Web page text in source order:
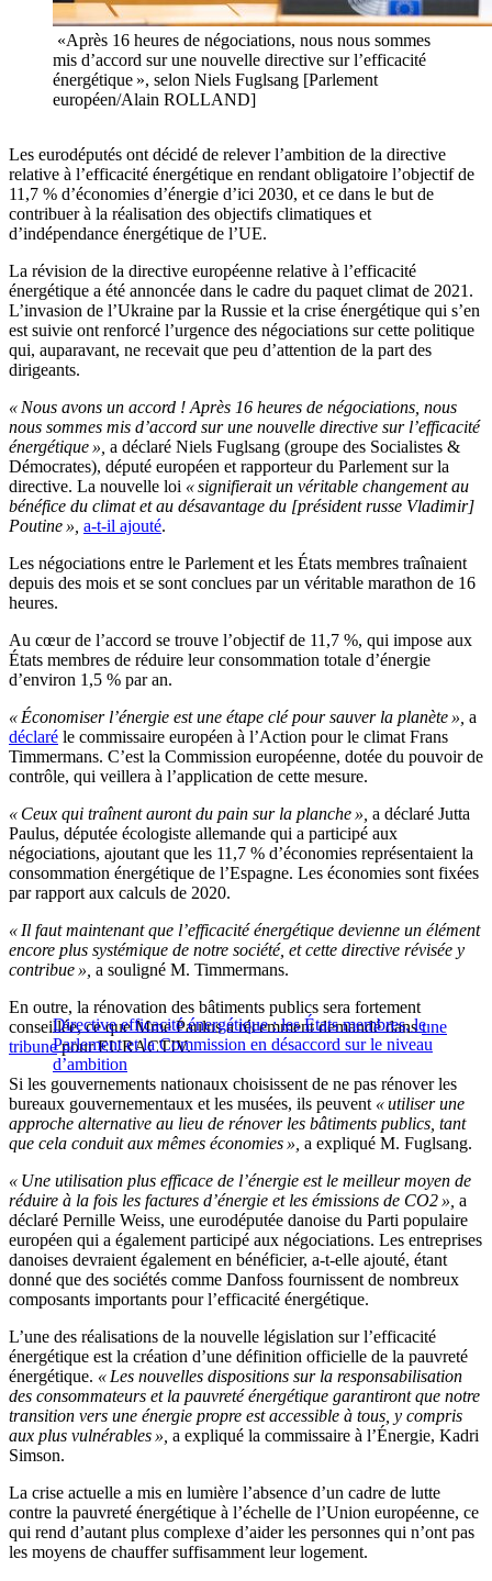
«Après 16 heures de négociations, nous nous sommes
mis d’accord sur une nouvelle directive sur l’efficacité
énergétique », selon Niels Fuglsang [Parlement
européen/Alain ROLLAND]
Les eurodéputés ont décidé de relever l’ambition de la directive
relative à l’efficacité énergétique en rendant obligatoire l’objectif de
11,7 % d’économies d’énergie d’ici 2030, et ce dans le but de
contribuer à la réalisation des objectifs climatiques et
d’indépendance énergétique de l’UE.
La révision de la directive européenne relative à l’efficacité
énergétique a été annoncée dans le cadre du paquet climat de 2021.
L’invasion de l’Ukraine par la Russie et la crise énergétique qui s’en
est suivie ont renforcé l’urgence des négociations sur cette politique
qui, auparavant, ne recevait que peu d’attention de la part des
dirigeants.
« Nous avons un accord ! Après 16 heures de négociations, nous
nous sommes mis d’accord sur une nouvelle directive sur l’efficacité
énergétique », a déclaré Niels Fuglsang (groupe des Socialistes &
Démocrates), député européen et rapporteur du Parlement sur la
directive. La nouvelle loi « signifierait un véritable changement au
bénéfice du climat et au désavantage du [président russe Vladimir]
Poutine », a-t-il ajouté.
Les négociations entre le Parlement et les États membres traînaient
depuis des mois et se sont conclues par un véritable marathon de 16
heures.
Au cœur de l’accord se trouve l’objectif de 11,7 %, qui impose aux
États membres de réduire leur consommation totale d’énergie
d’environ 1,5 % par an.
« Économiser l’énergie est une étape clé pour sauver la planète », a
déclaré le commissaire européen à l’Action pour le climat Frans
Timmermans. C’est la Commission européenne, dotée du pouvoir de
contrôle, qui veillera à l’application de cette mesure.
« Ceux qui traînent auront du pain sur la planche », a déclaré Jutta
Paulus, députée écologiste allemande qui a participé aux
négociations, ajoutant que les 11,7 % d’économies représentaient la
consommation énergétique de l’Espagne. Les économies sont fixées
par rapport aux calculs de 2020.
« Il faut maintenant que l’efficacité énergétique devienne un élément
encore plus systémique de notre société, et cette directive révisée y
contribue », a souligné M. Timmermans.
Directive efficacité énergétique : les États membres, le
Parlement et la Commission en désaccord sur le niveau
d’ambition
En outre, la rénovation des bâtiments publics sera fortement
conseillée, ce que Mme Paulus a récemment demandé dansune
tribunepour EURACTIV.
Si les gouvernements nationaux choisissent de ne pas rénover les
bureaux gouvernementaux et les musées, ils peuvent « utiliser une
approche alternative au lieu de rénover les bâtiments publics, tant
que cela conduit aux mêmes économies », a expliqué M. Fuglsang.
« Une utilisation plus efficace de l’énergie est le meilleur moyen de
réduire à la fois les factures d’énergie et les émissions de CO2 », a
déclaré Pernille Weiss, une eurodéputée danoise du Parti populaire
européen qui a également participé aux négociations. Les entreprises
danoises devraient également en bénéficier, a-t-elle ajouté, étant
donné que des sociétés comme Danfoss fournissent de nombreux
composants importants pour l’efficacité énergétique.
L’une des réalisations de la nouvelle législation sur l’efficacité
énergétique est la création d’une définition officielle de la pauvreté
énergétique. « Les nouvelles dispositions sur la responsabilisation
des consommateurs et la pauvreté énergétique garantiront que notre
transition vers une énergie propre est accessible à tous, y compris
aux plus vulnérables », a expliqué la commissaire à l’Énergie, Kadri
Simson.
La crise actuelle a mis en lumière l’absence d’un cadre de lutte
contre la pauvreté énergétique à l’échelle de l’Union européenne, ce
qui rend d’autant plus complexe d’aider les personnes qui n’ont pas
les moyens de chauffer suffisamment leur logement.